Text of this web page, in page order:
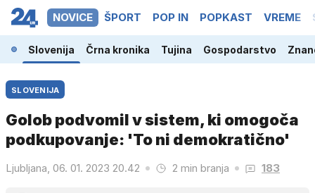
NOVICE ŠPORT POP IN POPKAST VREME
Slovenija Črna kronika Tujina Gospodarstvo
SLOVENIJA
Golob podvomil v sistem, ki omogoča
podkupovanje: 'To ni demokratično'
Ljubljana, 06. 01. 2023 20.42 2 min branja 183